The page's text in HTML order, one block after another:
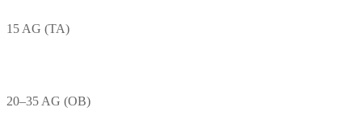
15 AG (TA)
20–35 AG (OB)